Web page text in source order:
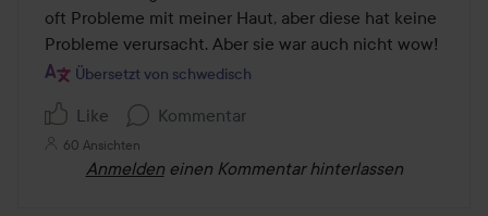
oft Probleme mit meiner Haut, aber diese hat keine
Probleme verursacht. Aber sie war auch nicht wow!
Übersetzt von schwedisch
Like Kommentar
60 Ansichten
Anmelden einen Kommentar hinterlassen